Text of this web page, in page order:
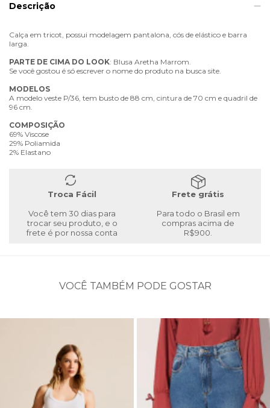
Descrição
Calça em tricot, possui modelagem pantalona, cós de elástico e barra
larga.
PARTE DE CIMA DO LOOK: Blusa Aretha Marrom.
Se você gostou é só escrever o nome do produto na busca site.
MODELOS
A modelo veste P/36, tem busto de 88 cm, cintura de 70 cm e quadril de
96 cm.
COMPOSIÇÃO
69% Viscose
29% Poliamida
2% Elastano
Troca Fácil
Você tem 30 dias para
trocar seu produto, e o
frete é por nossa conta
Frete grátis
Para todo o Brasil em
compras acima de
R$900.
VOCÊ TAMBÉM PODE GOSTAR